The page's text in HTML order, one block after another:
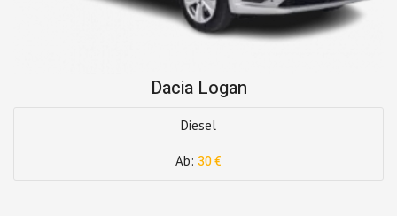
Dacia Logan
Diesel
Ab: 30 €